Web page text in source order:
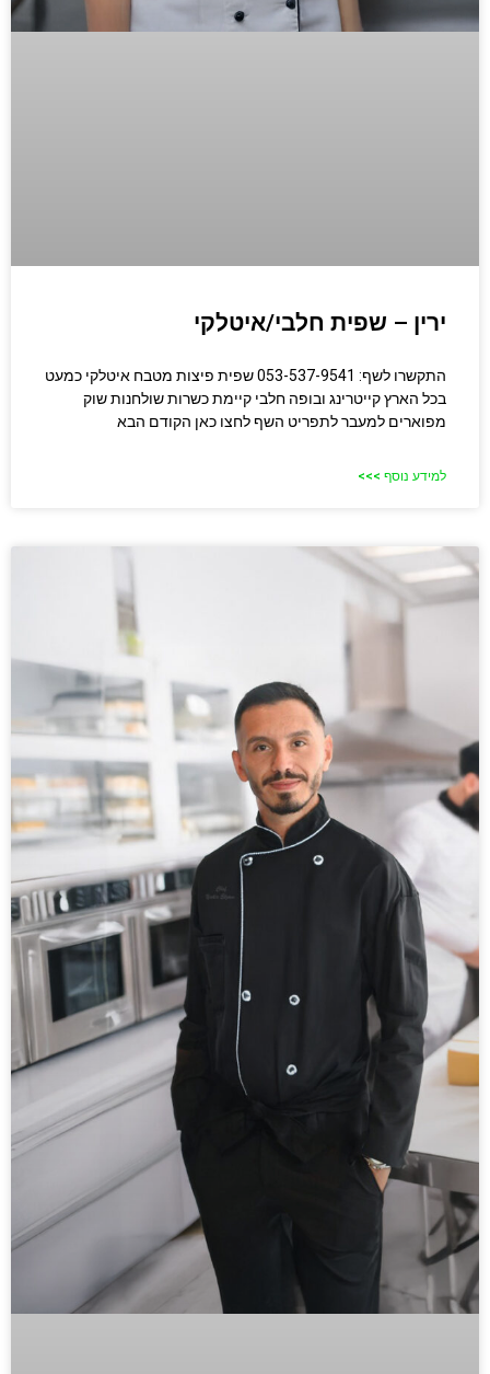
ירין – שפית חלבי/איטלקי
התקשרו לשף: 053-537-9541 שפית פיצות מטבח איטלקי כמעט
בכל הארץ קייטרינג ובופה חלבי קיימת כשרות שולחנות שוק
מפוארים למעבר לתפריט השף לחצו כאן הקודם הבא
למידע נוסף >>>